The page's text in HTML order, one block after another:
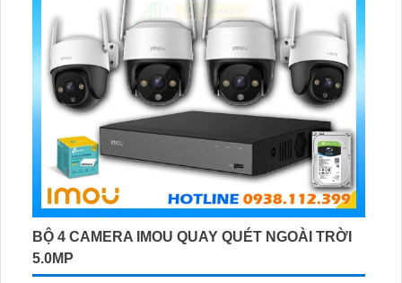
BỘ 4 CAMERA IMOU QUAY QUÉT NGOÀI TRỜI
5.0MP